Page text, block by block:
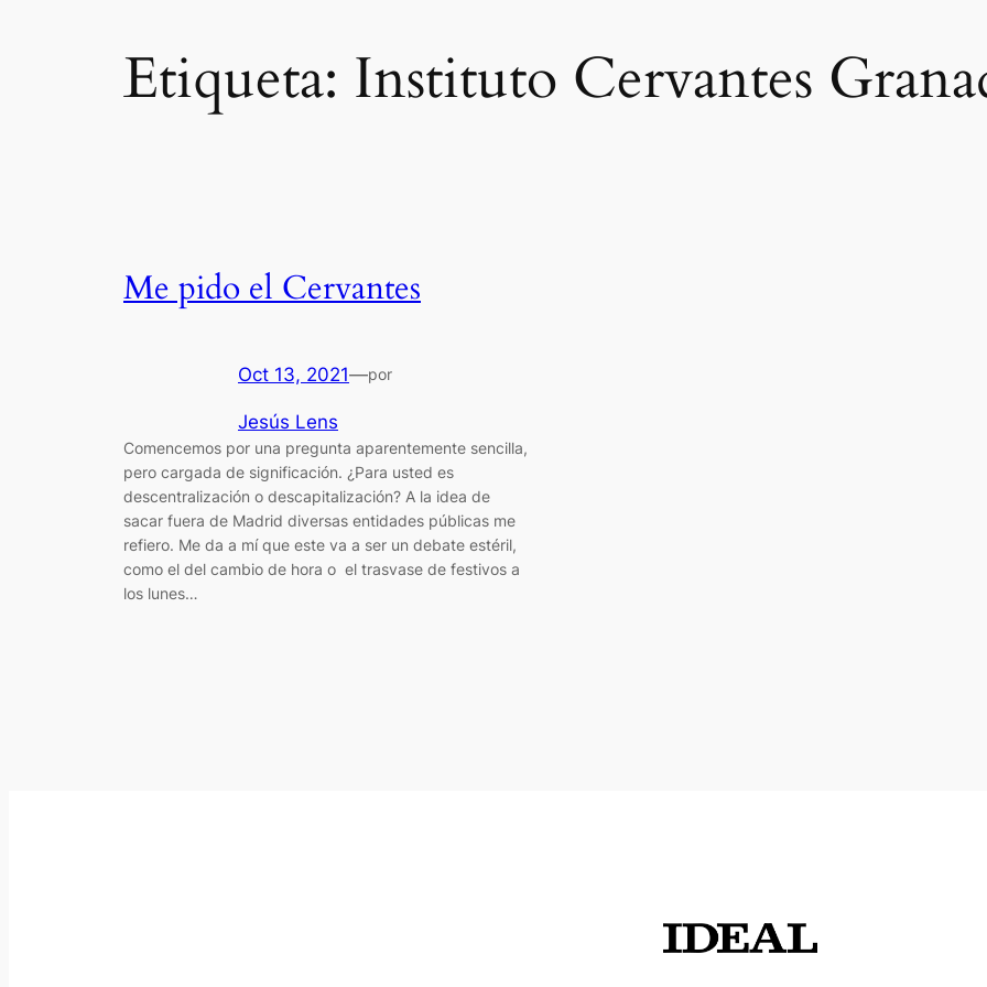
Etiqueta: Instituto Cervantes
Me pido el Cervantes
Oct 13, 2021—por
Jesús Lens
Comencemos por una pregunta aparentemente sencilla,
pero cargada de significación. ¿Para usted es
descentralización o descapitalización? A la idea de
sacar fuera de Madrid diversas entidades públicas me
refiero. Me da a mí que este va a ser un debate estéril,
como el del cambio de hora o el trasvase de festivos a
los lunes…